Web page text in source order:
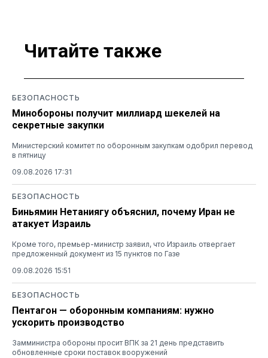
Читайте также
БЕЗОПАСНОСТЬ
Минобороны получит миллиард шекелей на
секретные закупки
Министерский комитет по оборонным закупкам одобрил перевод
в пятницу
09.08.2026 17:31
БЕЗОПАСНОСТЬ
Биньямин Нетаниягу объяснил, почему Иран не
атакует Израиль
Кроме того, премьер-министр заявил, что Израиль отвергает
предложенный документ из 15 пунктов по Газе
09.08.2026 15:51
БЕЗОПАСНОСТЬ
Пентагон — оборонным компаниям: нужно
ускорить производство
Замминистра обороны просит ВПК за 21 день представить
обновленные сроки поставок вооружений